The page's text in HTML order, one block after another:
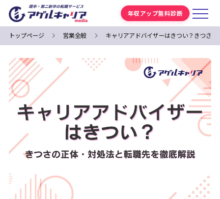
年収アップ無料診断
トップページ 営業全般 キャリアアドバイザーはきつい？きつさ